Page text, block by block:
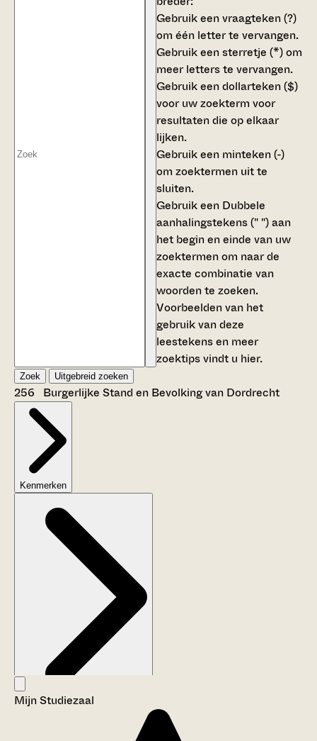
Gebruik eenvraagteken (?)
om één letter te vervangen.
Gebruik eensterretje (*)om
meer letters te vervangen.
Gebruik eendollarteken ($)
voor uw zoekterm voor
resultaten die op elkaar
lijken.
Gebruik een minteken (-)
om zoektermen uit te
sluiten.
Gebruik een Dubbele
aanhalingstekens (" ")aan
het begin en einde van uw
zoektermen om naar de
exacte combinatie van
woorden te zoeken.
Voorbeelden van het
gebruik van deze
leestekens en meer
zoektips vindt u hier.
Zoek Uitgebreid zoeken
256 Burgerlijke Stand en Bevolking van Dordrecht
Kenmerken
Aanwijzingen voor de gebruiker
Mijn Studiezaal